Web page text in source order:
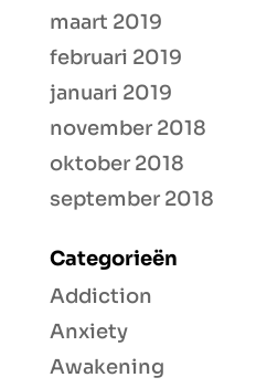
maart 2019
februari 2019
januari 2019
november 2018
oktober 2018
september 2018
Categorieën
Addiction
Anxiety
Awakening